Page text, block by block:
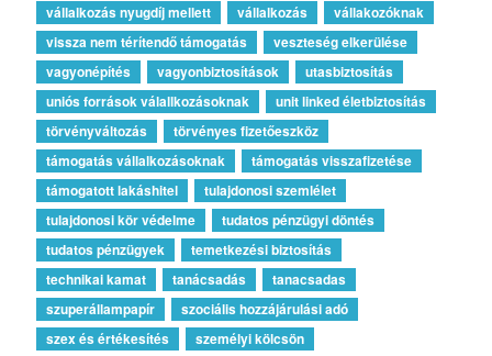
vállalkozás nyugdíj mellett
vállalkozás
vállakozóknak
vissza nem térítendő támogatás
veszteség elkerülése
vagyonépítés
vagyonbiztosítások
utasbiztosítás
uniós források válallkozásoknak
unit linked életbiztosítás
törvényváltozás
törvényes fizetőeszköz
támogatás vállalkozásoknak
támogatás visszafizetése
támogatott lakáshitel
tulajdonosi szemlélet
tulajdonosi kör védelme
tudatos pénzügyi döntés
tudatos pénzügyek
temetkezési biztosítás
technikai kamat
tanácsadás
tanacsadas
szuperállampapír
szociális hozzájárulási adó
szex és értékesítés
személyi kölcsön